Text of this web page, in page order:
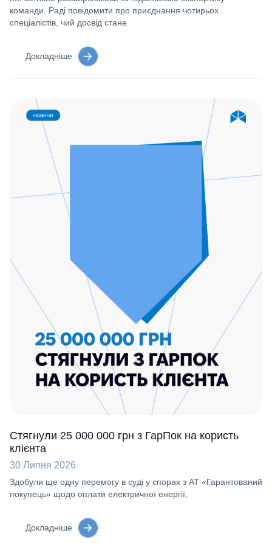
команди. Раді повідомити про приєднання чотирьох
спеціалістів, чий досвід стане
Докладніше
Стягнули 25 000 000 грн з ГарПок на користь
клієнта
30 Липня 2026
Здобули ще одну перемогу в суді у спорах з АТ «Гарантований
покупець» щодо оплати електричної енергії,
Докладніше